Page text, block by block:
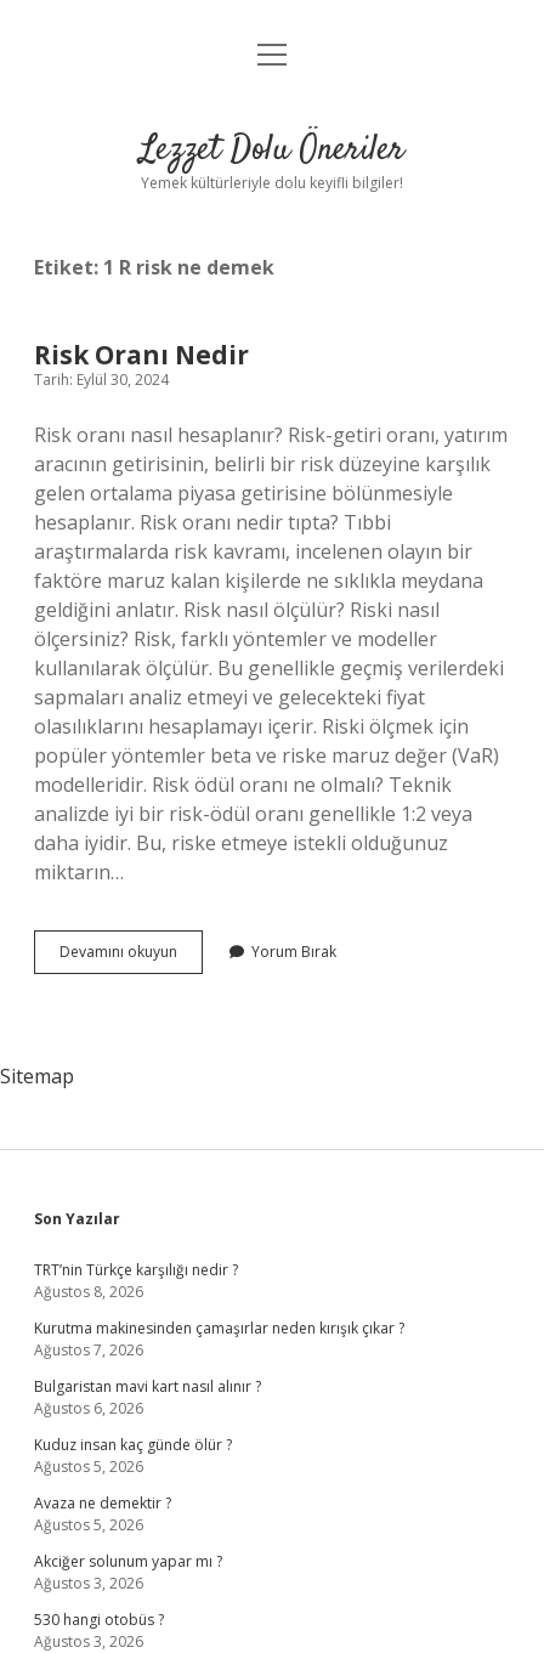
Anasayfa
Yasal Uyarı
menüyü
Lezzet Dolu Öneriler
Yemek kültürleriyle dolu keyifli bilgiler!
Etiket: 1 R risk ne demek
Risk Oranı Nedir
Tarih: Eylül 30, 2024
Risk oranı nasıl hesaplanır? Risk-getiri oranı, yatırım
aracının getirisinin, belirli bir risk düzeyine karşılık
gelen ortalama piyasa getirisine bölünmesiyle
hesaplanır. Risk oranı nedir tıpta? Tıbbi
araştırmalarda risk kavramı, incelenen olayın bir
faktöre maruz kalan kişilerde ne sıklıkla meydana
geldiğini anlatır. Risk nasıl ölçülür? Riski nasıl
ölçersiniz? Risk, farklı yöntemler ve modeller
kullanılarak ölçülür. Bu genellikle geçmiş verilerdeki
sapmaları analiz etmeyi ve gelecekteki fiyat
olasılıklarını hesaplamayı içerir. Riski ölçmek için
popüler yöntemler beta ve riske maruz değer (VaR)
modelleridir. Risk ödül oranı ne olmalı? Teknik
analizde iyi bir risk-ödül oranı genellikle 1:2 veya
daha iyidir. Bu, riske etmeye istekli olduğunuz
miktarın…
Devamını okuyun
Oranı
Yorum Bırak
Sitemap
Sidebar
Son Yazılar
TRT’nin Türkçe karşılığı nedir ?
Ağustos 8, 2026
Kurutma makinesinden çamaşırlar neden kırışık çıkar ?
Ağustos 7, 2026
Bulgaristan mavi kart nasıl alınır ?
Ağustos 6, 2026
Kuduz insan kaç günde ölür ?
Ağustos 5, 2026
Avaza ne demektir ?
Ağustos 5, 2026
Akciğer solunum yapar mı ?
Ağustos 3, 2026
530 hangi otobüs ?
Ağustos 3, 2026